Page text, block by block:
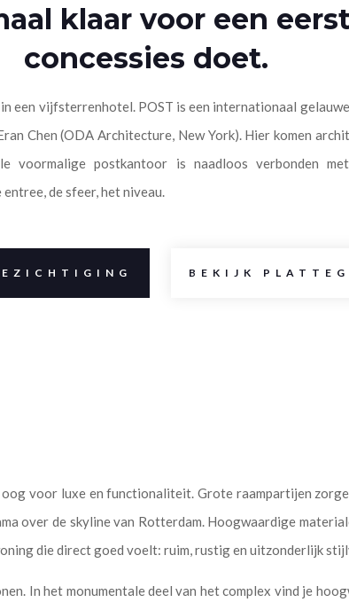
klaar voor een
concessies doet.
een vijfsterrenhotel. POST is een internationaal
Chen (ODA Architecture, New York). Hier komen
voormalige postkantoor is naadloos verbonden
de sfeer, het niveau.
BEKIJK
voor luxe en functionaliteit. Grote raampartijen
over de skyline van Rotterdam. Hoogwaardige
die direct goed voelt: ruim, rustig en uitzonderlijk
In het monumentale deel van het complex vind je